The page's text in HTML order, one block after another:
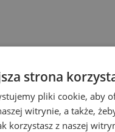
strona
pliki cookie, aby
witrynie, a także,
korzystasz z naszej